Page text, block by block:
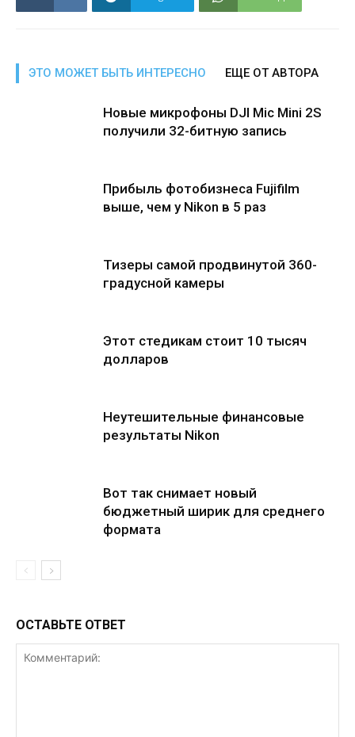
ЭТО МОЖЕТ БЫТЬ ИНТЕРЕСНО ЕЩЕ ОТ АВТОРА
Новые микрофоны DJI Mic Mini 2S
получили 32-битную запись
Прибыль фотобизнеса Fujifilm
выше, чем у Nikon в 5 раз
Тизеры самой продвинутой 360-
градусной камеры
Этот стедикам стоит 10 тысяч
долларов
Неутешительные финансовые
результаты Nikon
Вот так снимает новый
бюджетный ширик для среднего
формата
ОСТАВЬТЕ ОТВЕТ